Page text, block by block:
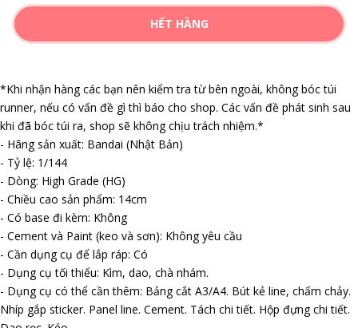
HẾT HÀNG
*Khi nhận hàng các bạn nên kiểm tra từ bên ngoài, không bóc túi
runner, nếu có vấn đề gì thì báo cho shop. Các vấn đề phát sinh sau
khi đã bóc túi ra, shop sẽ không chịu trách nhiệm.*
- Hãng sản xuất: Bandai (Nhật Bản)
- Tỷ lệ: 1/144
- Dòng: High Grade (HG)
- Chiều cao sản phẩm: 14cm
- Có base đi kèm: Không
- Cement và Paint (keo và sơn): Không yêu cầu
- Cần dụng cụ để lắp ráp: Có
- Dụng cụ tối thiểu: Kìm, dao, chà nhám.
- Dụng cụ có thể cần thêm: Bảng cắt A3/A4. Bút kẻ line, chấm chảy.
Nhíp gắp sticker. Panel line. Cement. Tách chi tiết. Hộp đựng chi tiết.